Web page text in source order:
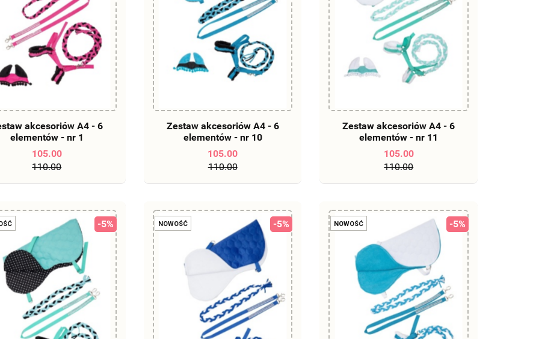
DO KOSZYKAakcesoriów A4 - 6
elementów - nr 1
105.00
110.00
DO KOSZYKA
Zestaw akcesoriów A4 - 6
elementów - nr 10
105.00
110.00
DO KOSZYKA
Zestaw akcesoriów A4 - 6
elementów - nr 11
105.00
110.00
-5% NOWOŚĆ -5% NOWOŚĆ -5%